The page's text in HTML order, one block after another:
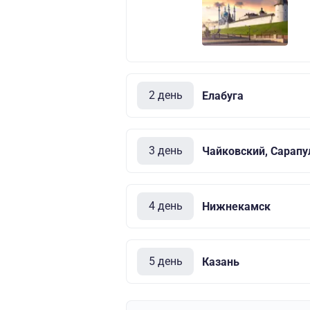
2 день Елабуга
3 день Чайковский,
4 день Нижнекамск
5 день Казань